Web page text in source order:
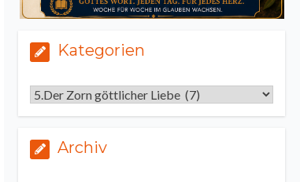
Kategorien
Kategorien
Archiv